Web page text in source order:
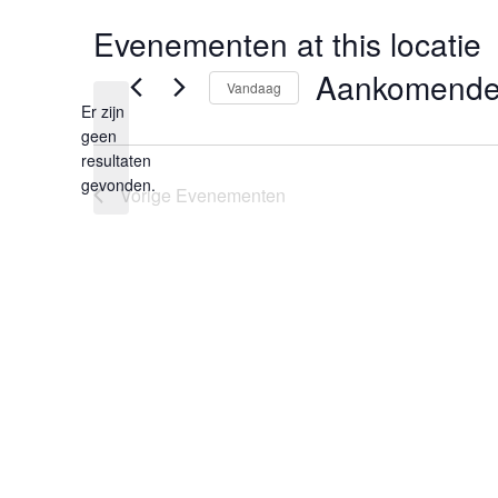
Evenementen at this locatie
Bericht
Er zijn
geen
resultaten
gevonden.
Vandaag
datum.
Vorige Evenementen